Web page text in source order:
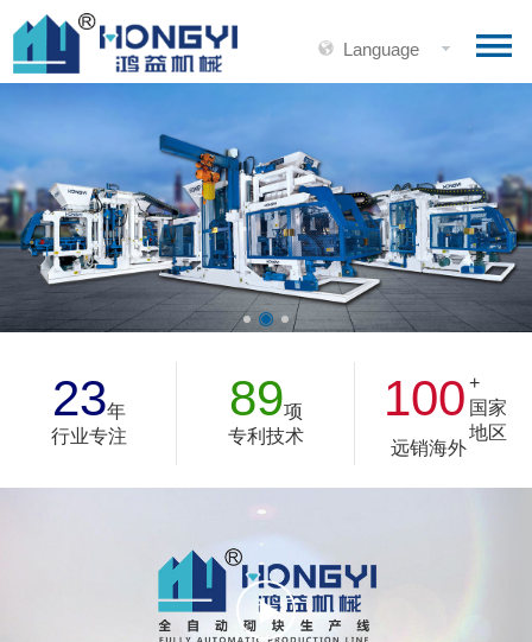
Language
23年
行业专注
89项
专利技术
100 +
国家
地区
远销海外